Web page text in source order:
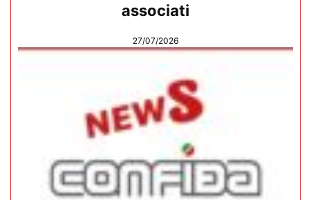
associati
27/07/2026